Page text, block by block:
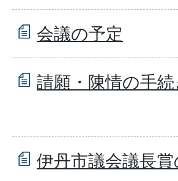
会議の予定
請願・陳情の手続
伊丹市議会議長賞